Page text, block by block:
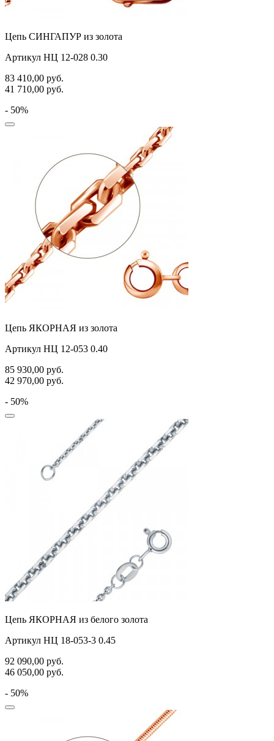
Цепь СИНГАПУР из золота
Артикул НЦ 12-028 0.30
83 410,00 руб.
41 710,00 руб.
- 50%
Цепь ЯКОРНАЯ из золота
Артикул НЦ 12-053 0.40
85 930,00 руб.
42 970,00 руб.
- 50%
Цепь ЯКОРНАЯ из белого золота
Артикул НЦ 18-053-3 0.45
92 090,00 руб.
46 050,00 руб.
- 50%